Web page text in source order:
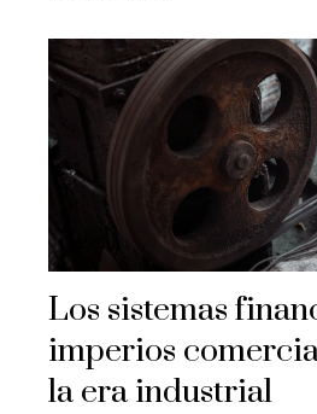
Los sistemas
imperios
la era industrial